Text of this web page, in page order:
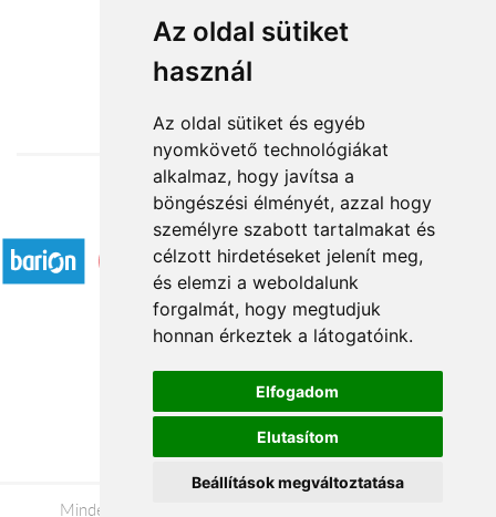
Az oldal sütiket
használ
Az oldal sütiket és egyéb
nyomkövető technológiákat
alkalmaz, hogy javítsa a
böngészési élményét, azzal hogy
személyre szabott tartalmakat és
célzott hirdetéseket jelenít meg,
és elemzi a weboldalunk
forgalmát, hogy megtudjuk
honnan érkeztek a látogatóink.
Elfogadom
Elutasítom
Beállítások megváltoztatása
Szálas virágok: vörös rózsa
4 080 Ft-tól
Elfogadott fizetési módok
Á.SZ.F.
Impresszum
Adatkezelési tájékoztató
Minden jog fenntartva © 2026 |